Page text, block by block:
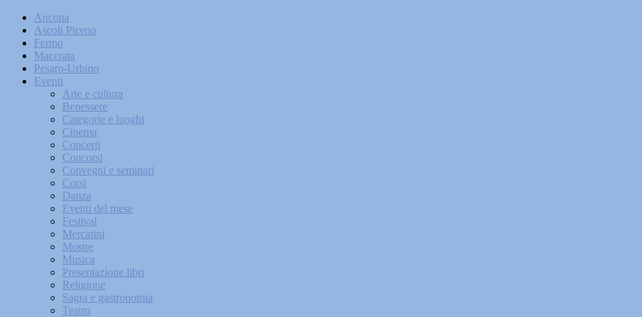
Ancona
Ascoli Piceno
Fermo
Macerata
Pesaro-Urbino
Eventi
Arte e cultura
Benessere
Categorie e luoghi
Cinema
Concerti
Concorsi
Convegni e seminari
Corsi
Danza
Eventi del mese
Festival
Mercatini
Mostre
Musica
Presentazione libri
Religione
Sagra e gastronomia
Teatro